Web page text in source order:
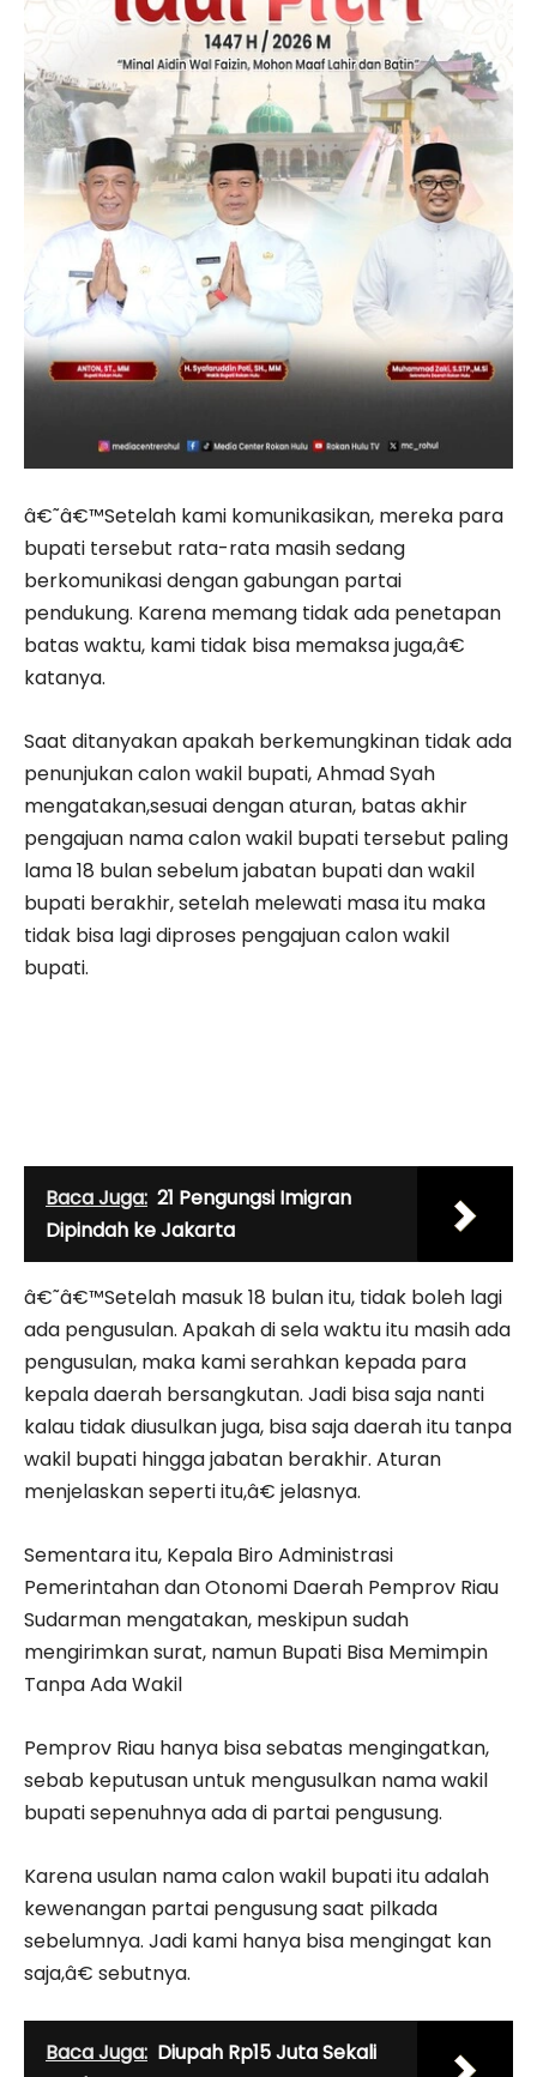
â€˜â€™Setelah kami komunikasikan, mereka para
bupati tersebut rata-rata masih sedang
berkomunikasi dengan gabungan partai
pendukung. Karena memang tidak ada penetapan
batas waktu, kami tidak bisa memaksa juga,â€
katanya.
Saat ditanyakan apakah berkemungkinan tidak ada
penunjukan calon wakil bupati, Ahmad Syah
mengatakan,sesuai dengan aturan, batas akhir
pengajuan nama calon wakil bupati tersebut paling
lama 18 bulan sebelum jabatan bupati dan wakil
bupati berakhir, setelah melewati masa itu maka
tidak bisa lagi diproses pengajuan calon wakil
bupati.
Baca Juga: 21 Pengungsi Imigran
Dipindah ke Jakarta
â€˜â€™Setelah masuk 18 bulan itu, tidak boleh lagi
ada pengusulan. Apakah di sela waktu itu masih ada
pengusulan, maka kami serahkan kepada para
kepala daerah bersangkutan. Jadi bisa saja nanti
kalau tidak diusulkan juga, bisa saja daerah itu tanpa
wakil bupati hingga jabatan berakhir. Aturan
menjelaskan seperti itu,â€ jelasnya.
Sementara itu, Kepala Biro Administrasi
Pemerintahan dan Otonomi Daerah Pemprov Riau
Sudarman mengatakan, meskipun sudah
mengirimkan surat, namun Bupati Bisa Memimpin
Tanpa Ada Wakil
Pemprov Riau hanya bisa sebatas mengingatkan,
sebab keputusan untuk mengusulkan nama wakil
bupati sepenuhnya ada di partai pengusung.
Karena usulan nama calon wakil bupati itu adalah
kewenangan partai pengusung saat pilkada
sebelumnya. Jadi kami hanya bisa mengingat kan
saja,â€ sebutnya.
Baca Juga: Diupah Rp15 Juta Sekali